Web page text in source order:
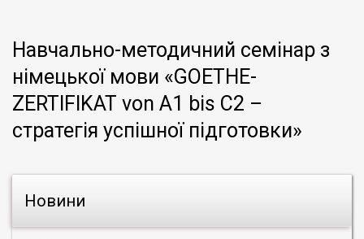
Новини
Навчально-методичний семінар з
німецької мови «GOETHE-
ZERTIFIKAT von A1 bis C2 –
стратегія успішної підготовки»